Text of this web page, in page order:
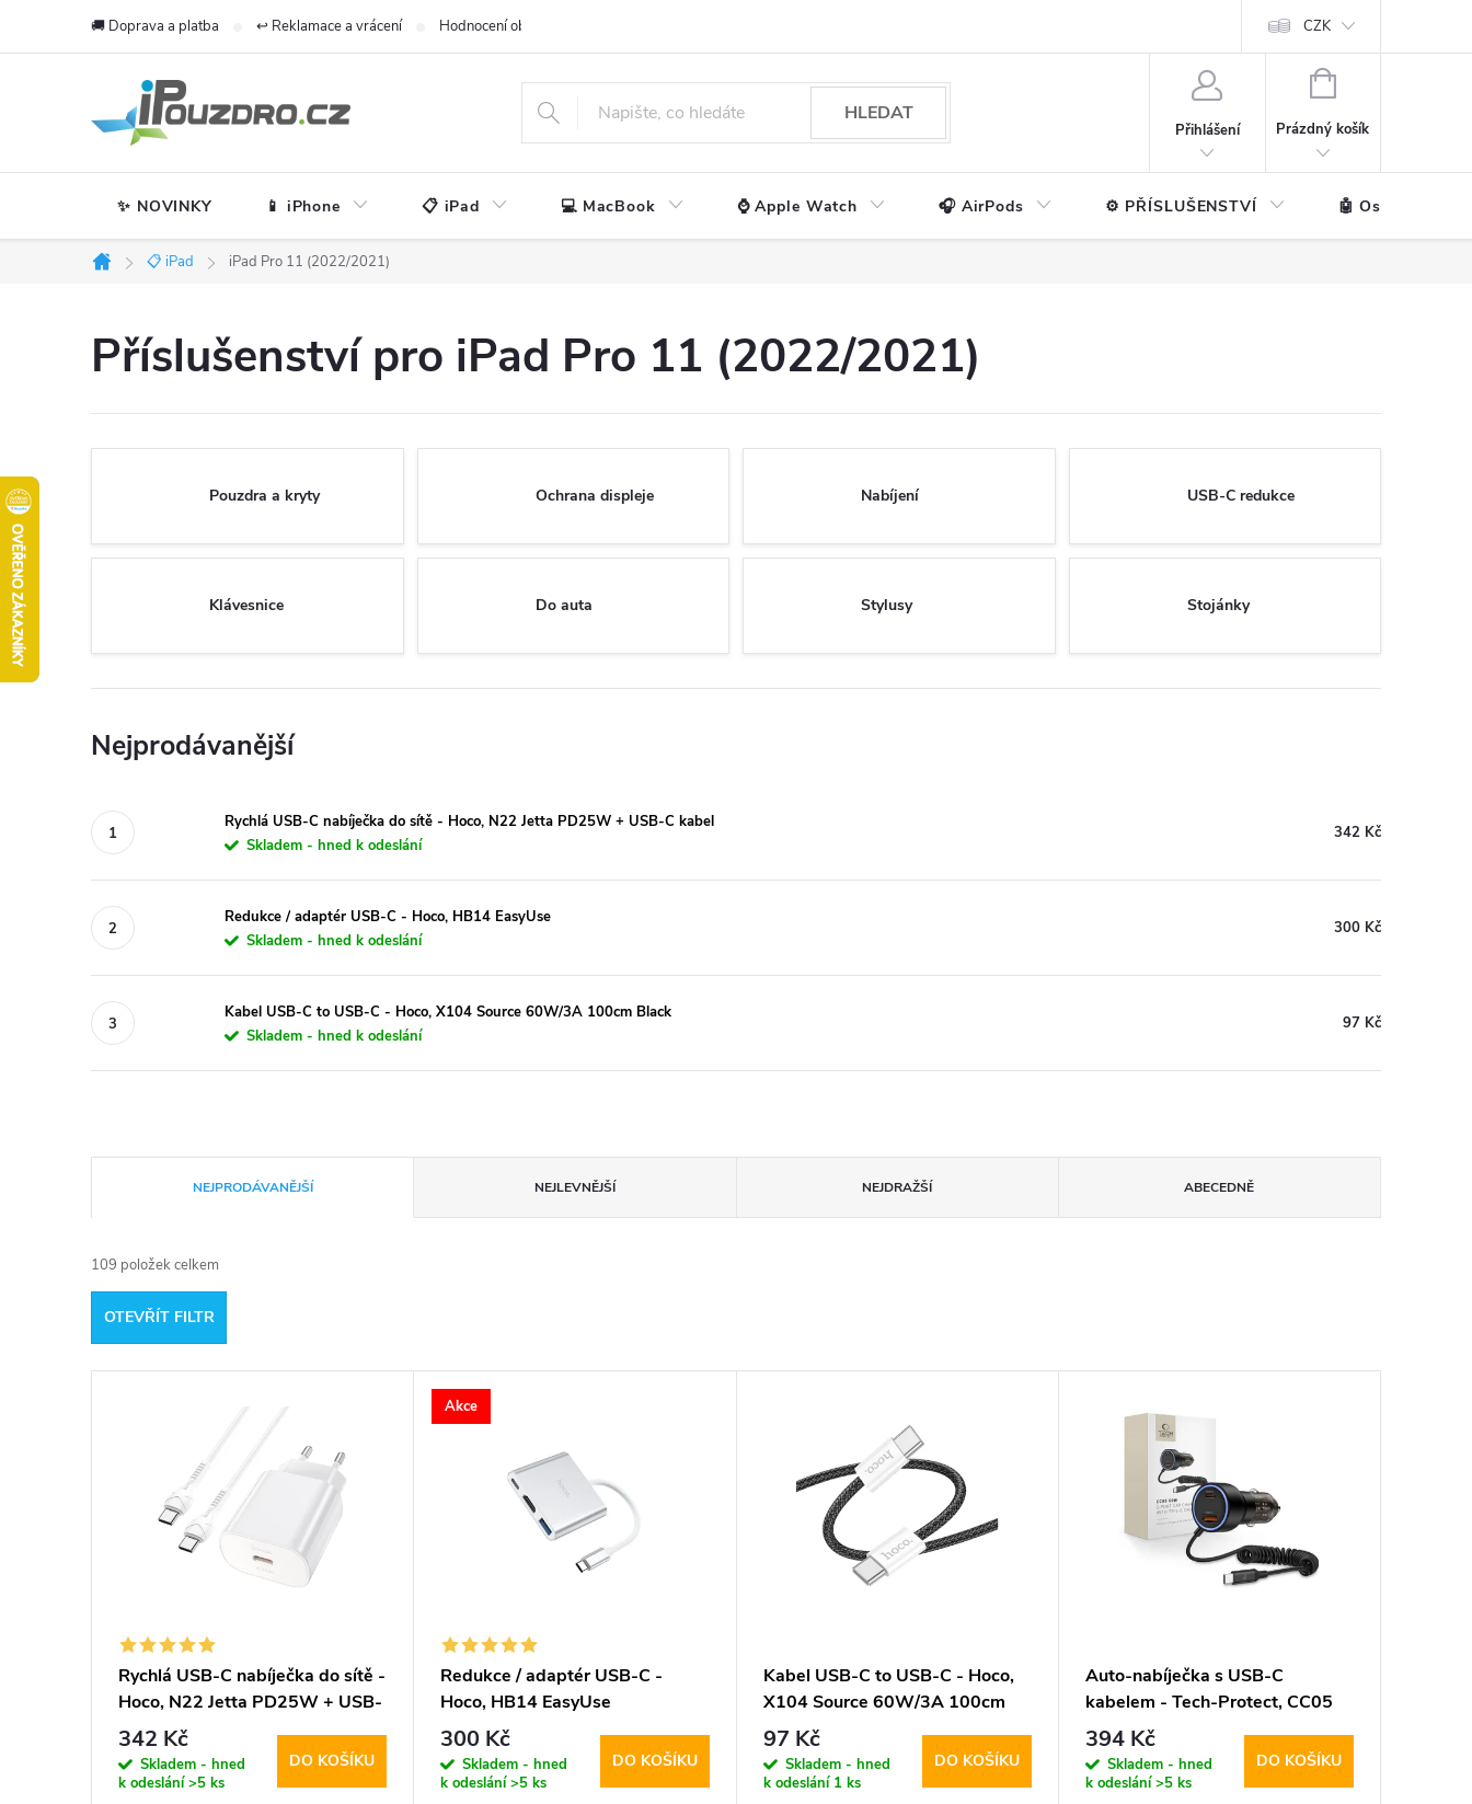
🚚 Doprava a platba ↩️ Reklamace a vrácení Hodnocení obchodu CZK
HLEDAT
Přihlášení
NÁKUPNÍ
Prázdný košík
✨ NOVINKY 📱 iPhone 📋 iPad 💻 MacBook ⌚ Apple Watch 🎧 AirPods ⚙️ PŘÍSLUŠENSTVÍ 🤖 Ostatní
Domů
📋 iPad iPad Pro 11 (2022/2021)
Příslušenství pro iPad Pro 11 (2022/2021)
Pouzdra a kryty Ochrana displeje Nabíjení USB-C redukce
Klávesnice Do auta Stylusy Stojánky
Nejprodávanější
Rychlá USB-C nabíječka do sítě - Hoco, N22 Jetta PD25W + USB-C kabel
Skladem - hned k odeslání
342 Kč
Redukce / adaptér USB-C - Hoco, HB14 EasyUse
Skladem - hned k odeslání
300 Kč
Kabel USB-C to USB-C - Hoco, X104 Source 60W/3A 100cm Black
Skladem - hned k odeslání
97 Kč
a
z
e
NEJPRODÁVANĚJŠÍ NEJLEVNĚJŠÍ NEJDRAŽŠÍ ABECEDNĚ
109 položek celkem
OTEVŘÍT FILTR
Rychlá USB-C nabíječka do sítě -
Hoco, N22 Jetta PD25W + USB-
C kabel
342 Kč
Skladem - hned
k odeslání>5 ks
DO KOŠÍKU
Akce
Redukce / adaptér USB-C -
Hoco, HB14 EasyUse
300 Kč
Skladem - hned
k odeslání>5 ks
DO KOŠÍKU
Kabel USB-C to USB-C - Hoco,
X104 Source 60W/3A 100cm
Black
97 Kč
Skladem - hned
k odeslání 1 ks
DO KOŠÍKU
Auto-nabíječka s USB-C
kabelem - Tech-Protect, CC05
2-port PD60W
394 Kč
Skladem - hned
k odeslání>5 ks
DO KOŠÍKU